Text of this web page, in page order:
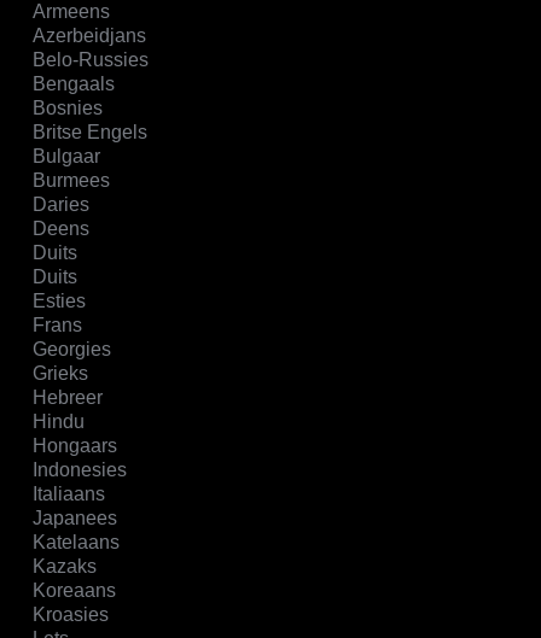
Armeens
Azerbeidjans
Belo-Russies
Bengaals
Bosnies
Britse Engels
Bulgaar
Burmees
Daries
Deens
Duits
Duits
Esties
Frans
Georgies
Grieks
Hebreer
Hindu
Hongaars
Indonesies
Italiaans
Japanees
Katelaans
Kazaks
Koreaans
Kroasies